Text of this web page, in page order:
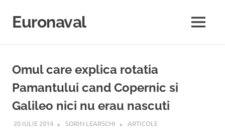
conținut
Euronaval MENU
Omul care explica rotatia
Pamantului cand Copernic si
Galileo nici nu erau nascuti
20 IULIE 2014 SORIN LEARSCHI ARTICOLE